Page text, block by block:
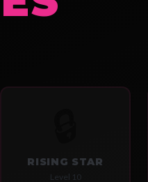
RISING STAR
Level 10